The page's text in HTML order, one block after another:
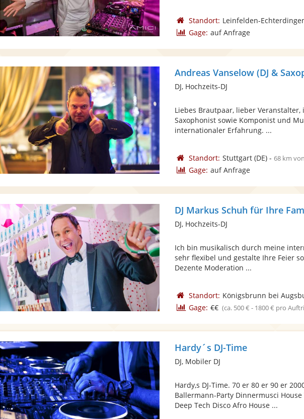
Standort: Leinfelden-
Gage: auf Anfrage
Andreas Vanselow (DJ &
DJ, Hochzeits-DJ
Liebes Brautpaar, lieber Veranstalter,
Saxophonist sowie Komponist und
internationaler Erfahrung. ...
Standort: Stuttgart(DE)- 68 km
Gage: auf Anfrage
DJ Markus Schuh für Ihre
DJ, Hochzeits-DJ
Ich bin musikalisch durch meine
sehr flexibel und gestalte Ihre Feier
Dezente Moderation ...
Standort: Königsbrunn bei
Gage: €€ (ca. 500 € - 1800 € pro
Hardy´s DJ-Time
DJ, Mobiler DJ
Hardy,s DJ-Time. 70 er 80 er 90 er
Ballermann-Party Dinnermusci House
Deep Tech Disco Afro House ...